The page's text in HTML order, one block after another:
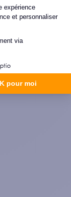
LORA /
idéale pour les